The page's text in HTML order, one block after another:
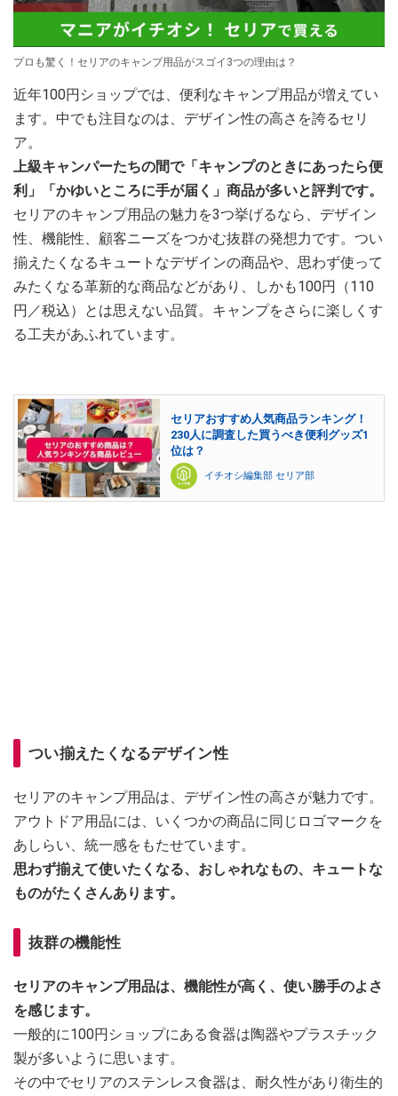
プロも驚く！セリアのキャンプ用品がスゴイ3つの理由は？
近年100円ショップでは、便利なキャンプ用品が増えてい
ます。中でも注目なのは、デザイン性の高さを誇るセリ
ア。
上級キャンパーたちの間で「キャンプのときにあったら便
利」「かゆいところに手が届く」商品が多いと評判です。
セリアのキャンプ用品の魅力を3つ挙げるなら、デザイン
性、機能性、顧客ニーズをつかむ抜群の発想力です。つい
揃えたくなるキュートなデザインの商品や、思わず使って
みたくなる革新的な商品などがあり、しかも100円（110
円／税込）とは思えない品質。キャンプをさらに楽しくす
る工夫があふれています。
セリアおすすめ人気商品ランキング！
230人に調査した買うべき便利グッズ1
位は？
イチオシ編集部 セリア部
つい揃えたくなるデザイン性
セリアのキャンプ用品は、デザイン性の高さが魅力です。
アウトドア用品には、いくつかの商品に同じロゴマークを
あしらい、統一感をもたせています。
思わず揃えて使いたくなる、おしゃれなもの、キュートな
ものがたくさんあります。
抜群の機能性
セリアのキャンプ用品は、機能性が高く、使い勝手のよさ
を感じます。
一般的に100円ショップにある食器は陶器やプラスチック
製が多いように思います。
その中でセリアのステンレス食器は、耐久性があり衛生的